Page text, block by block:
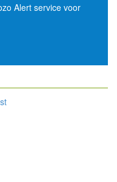
Alert service voor